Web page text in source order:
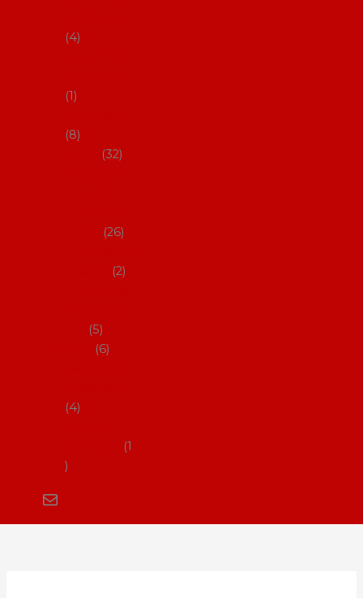
4
1
8
32
26
2
5
6
4
1